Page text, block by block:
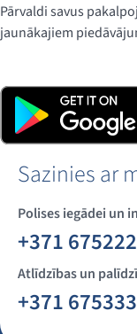
Pārvaldi savus
jaunākajiem
Sazinies ar
Polises iegādei un
+371
Atlīdzības un
+371